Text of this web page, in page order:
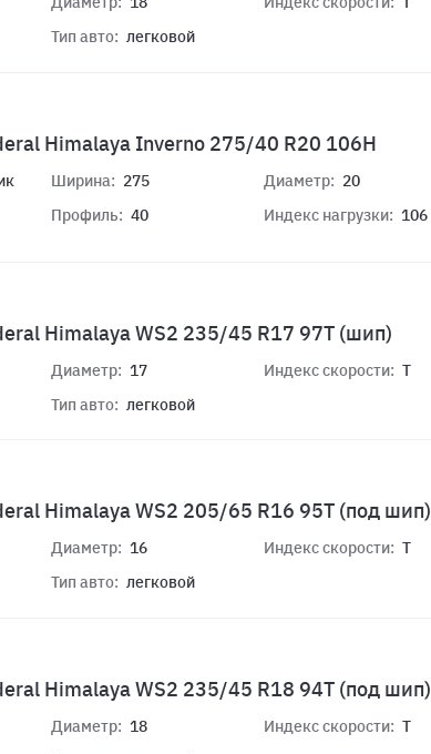
Тип авто: легковой
Himalaya Inverno 275/40 R20 106H
Ширина: 275
Профиль: 40
Диаметр: 20
Индекс нагрузки: 106
Himalaya WS2 235/45 R17 97T (шип)
Диаметр: 17
Тип авто: легковой
Индекс скорости: T
Himalaya WS2 205/65 R16 95T (под шип)
Диаметр: 16
Тип авто: легковой
Индекс скорости: T
Himalaya WS2 235/45 R18 94T (под шип)
Диаметр: 18
Индекс скорости: T